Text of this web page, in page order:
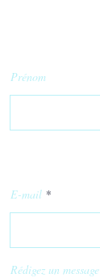
Prénom
E-mail
Rédigez un message